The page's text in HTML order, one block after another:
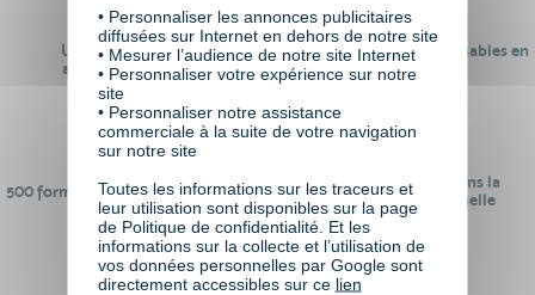
Un réseau de 22 000
anciens participants
100% des formations réalisables en
digital learning
500 formations pour se préparer au
monde de demain
24 ans d'expérience dans la
formation professionnelle
• Personnaliser les annonces publicitaires
diffusées sur Internet en dehors de notre site
• Mesurer l’audience de notre site Internet
• Personnaliser votre expérience sur notre
site
• Personnaliser notre assistance
commerciale à la suite de votre navigation
sur notre site
Toutes les informations sur les traceurs et
leur utilisation sont disponibles sur la page
de Politique de confidentialité. Et les
informations sur la collecte et l’utilisation de
vos données personnelles par Google sont
directement accessibles sur ce lien